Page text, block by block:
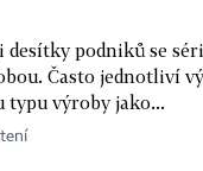
desítky podniků se
Často jednotliví
typu výroby jako...